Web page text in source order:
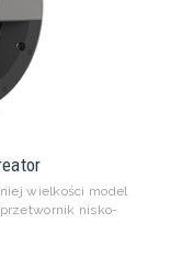
wielkości model
nisko-